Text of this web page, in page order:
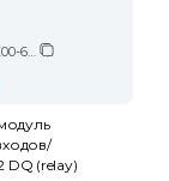
6SL3256-0VE00-6AA0
DQ (relay)